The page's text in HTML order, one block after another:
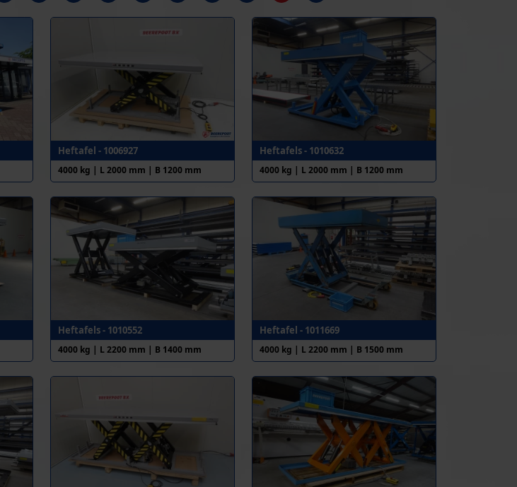
Heftafel - 1006927
4000 kg | L 2000 mm | B 1200 mm
Heftafels - 1010632
4000 kg | L 2000 mm | B 1200 mm
Heftafels - 1010552
4000 kg | L 2200 mm | B 1400 mm
Heftafel - 1011669
4000 kg | L 2200 mm | B 1500 mm